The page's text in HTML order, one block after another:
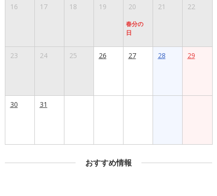
16 17 18 19 20
春分の
日
21 22
23 24 25 26 27 28 29
30 31
おすすめ情報